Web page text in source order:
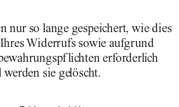
nur so lange gespeichert, wie dies
Widerrufs sowie aufgrund
erforderlich
sie gelöscht.